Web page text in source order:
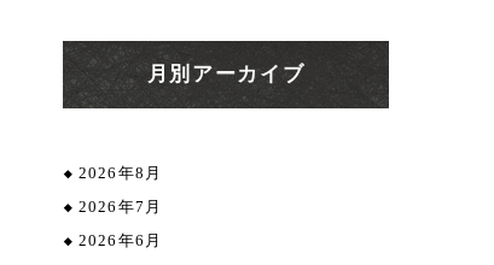
月別アーカイブ
2026年8月
2026年7月
2026年6月